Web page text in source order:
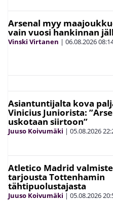
Arsenal myy
vain vuosi hankinnan
Vinski Virtanen | 06.08.2026
Asiantuntijalta kova
Vinicius Juniorista:
uskotaan siirtoon”
Juuso Koivumäki | 05.08.2026
Atletico Madrid
tarjousta Tottenhamin
tähtipuolustajasta
Juuso Koivumäki | 05.08.2026